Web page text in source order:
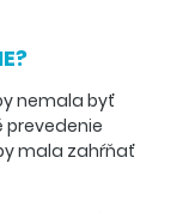
nemala byť
prevedenie
mala zahŕňať